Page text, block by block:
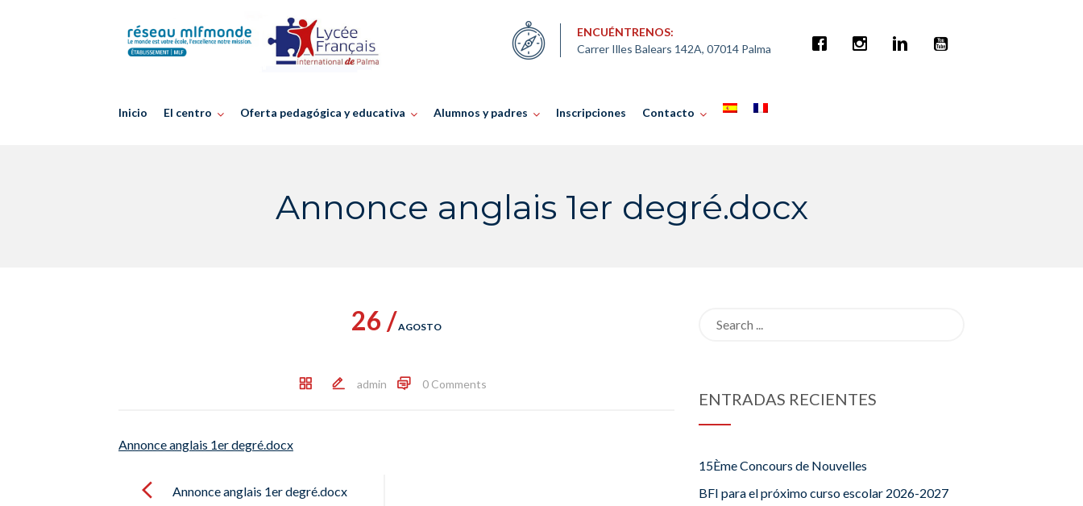
ENCUÉNTRENOS:
Carrer Illes Balears 142A, 07014 Palma
Inicio El centro Oferta pedagógica y educativa Alumnos y padres Inscripciones Contacto
Annonce anglais 1er degré.docx
26 /AGOSTO
admin 0 Comments
Annonce anglais 1er degré.docx
navigationAnnonce anglais 1er degré.docx
ENTRADAS RECIENTES
15Ème Concours de Nouvelles
BFI para el próximo curso escolar 2026-2027